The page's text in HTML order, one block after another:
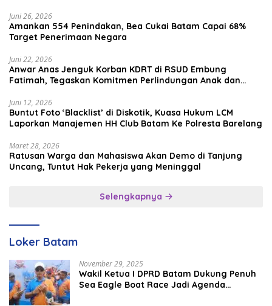
Juni 26, 2026
Amankan 554 Penindakan, Bea Cukai Batam Capai 68%
Target Penerimaan Negara
Juni 22, 2026
Anwar Anas Jenguk Korban KDRT di RSUD Embung
Fatimah, Tegaskan Komitmen Perlindungan Anak dan
Juni 12, 2026
Buntut Foto ‘Blacklist’ di Diskotik, Kuasa Hukum LCM
Laporkan Manajemen HH Club Batam Ke Polresta Barelang
Maret 28, 2026
Ratusan Warga dan Mahasiswa Akan Demo di Tanjung
Uncang, Tuntut Hak Pekerja yang Meninggal
Selengkapnya
Loker Batam
November 29, 2025
Wakil Ketua I DPRD Batam Dukung Penuh
Sea Eagle Boat Race Jadi Agenda